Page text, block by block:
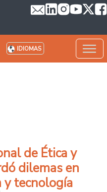
IDIOMAS
de Ética y
dilemas en
y tecnología